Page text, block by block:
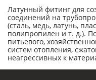
Латунный фитинг для
соединений на
(сталь, медь, латунь,
полипропилен и т. д.).
питьевого,
систем отопления,
неагрессивных к